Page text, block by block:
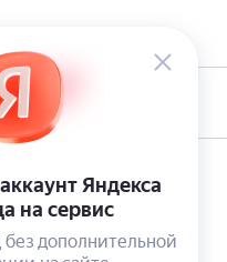
Контакты